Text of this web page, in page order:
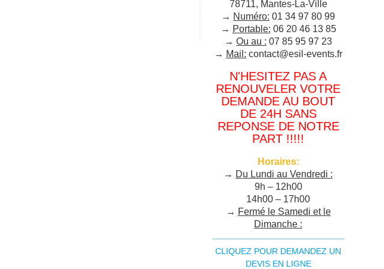
78711, Mantes-La-Ville
→ Numéro: 01 34 97 80 99
→ Portable: 06 20 46 13 85
→ Ou au : 07 85 95 97 23
→ Mail: contact@esil-events.fr
N'HESITEZ PAS A
RENOUVELER VOTRE
DEMANDE AU BOUT
DE 24H SANS
REPONSE DE NOTRE
PART !!!!!
Horaires:
→ Du Lundi au Vendredi :
9h – 12h00
14h00 – 17h00
→ Fermé le Samedi et le
Dimanche :
CLIQUEZ POUR DEMANDEZ UN
DEVIS EN LIGNE